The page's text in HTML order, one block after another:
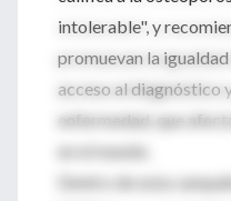
intolerable", y
promuevan la
acceso al diagnóstico
enfermedad, que
en el mundo.
Dentro de esta